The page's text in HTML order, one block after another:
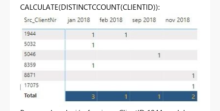
CALCULATE(DISTINCTCCOUNT(CLIENTID)):